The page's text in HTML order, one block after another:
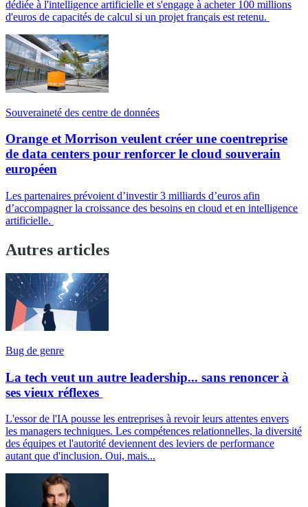
dédiée à l'intelligence artificielle et s'engage à acheter 100 millions
d'euros de capacités de calcul si un projet français est retenu.
Souveraineté des centre de données
Orange et Morrison veulent créer une coentreprise
de data centers pour renforcer le cloud souverain
européen
Les partenaires prévoient d’investir 3 milliards d’euros afin
d’accompagner la croissance des besoins en cloud et en intelligence
artificielle.
Autres articles
Bug de genre
La tech veut un autre leadership... sans renoncer à
ses vieux réflexes
L'essor de l'IA pousse les entreprises à revoir leurs attentes envers
les managers techniques. Les compétences relationnelles, la diversité
des équipes et l'autorité deviennent des leviers de performance
autant que d'inclusion. Oui, mais...